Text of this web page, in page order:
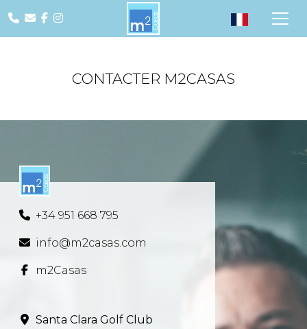
CONTACTER M2CASAS
+34 951 668 795
info@m2casas.com
m2Casas
Santa Clara Golf Club